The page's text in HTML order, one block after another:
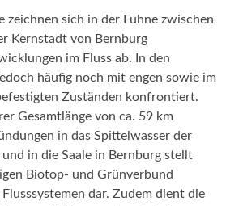
zeichnen sich in der Fuhne zwischen
Kernstadt von Bernburg
im Fluss ab. In den
häufig noch mit engen sowie im
Zuständen konfrontiert.
Gesamtlänge von ca. 59 km
in das Spittelwasser der
in die Saale in Bernburg stellt
Biotop- und Grünverbund
dar. Zudem dient die